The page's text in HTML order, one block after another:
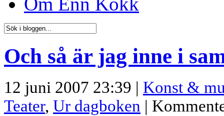
Och så är jag inne i
12 juni 2007 23:39 | Konst &
Teater, Ur dagboken |